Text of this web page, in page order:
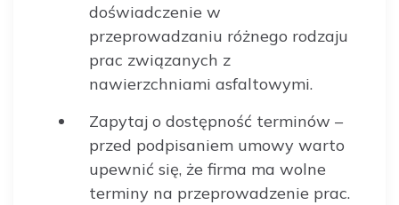
doświadczenie w
przeprowadzaniu różnego rodzaju
prac związanych z
nawierzchniami asfaltowymi.
Zapytaj o dostępność terminów –
przed podpisaniem umowy warto
upewnić się, że firma ma wolne
terminy na przeprowadzenie prac.